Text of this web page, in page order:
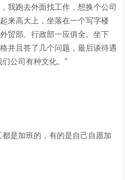
我跑去外面找工作，想换个公司
来高大上，坐落在一个写字楼
贸部、行政部一应俱全。坐下
并且答了几个问题，最后谈待遇
公司有种文化。”
是加班的，有的是自己自愿加